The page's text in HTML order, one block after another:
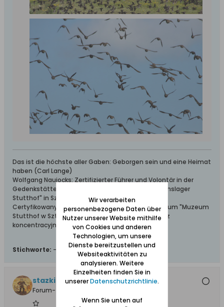
Das ist die höchste aller Gaben: Geborgen sein und eine Heimat
haben (Carl Lange)
Wolfgang Naujocks: Zertifizierter Führer und Volontär in der
Gedenkstätte/Museum "Deutsches Konzentrationslager
Stutthof" in Sztutowo
Certyfikowany przewodnik i wolontariusz po muzeum "Muzeum
Stutthof w Sztutowie - Niemiecki nazistowski obóz
koncentracyjny i zagłady"
Stichworte: -
stazki
Forum-Teilnehmer
Wir verarbeiten
personenbezogene Daten über
Nutzer unserer Website mithilfe
von Cookies und anderen
Technologien, um unsere
Dienste bereitzustellen und
Websiteaktivitäten zu
analysieren. Weitere
Einzelheiten finden Sie in
unsererDatenschutzrichtlinie.
Wenn Sie unten auf